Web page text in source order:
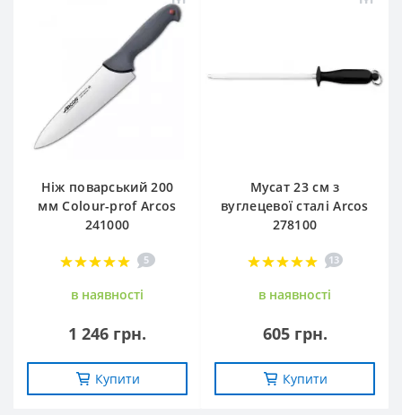
Ніж поварський 200
мм Сolour-prof Arcos
241000
5
в наявностi
1 246 грн.
Купити
Мусат 23 см з
вуглецевої сталі Arcos
278100
13
в наявностi
605 грн.
Купити